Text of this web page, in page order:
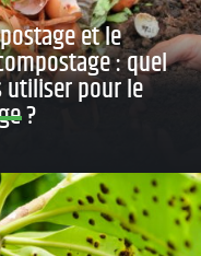
et le
: quel
utiliser pour le
?